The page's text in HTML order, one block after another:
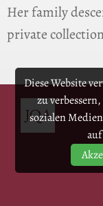
Diese Website
zu
sozialen
Her family
private